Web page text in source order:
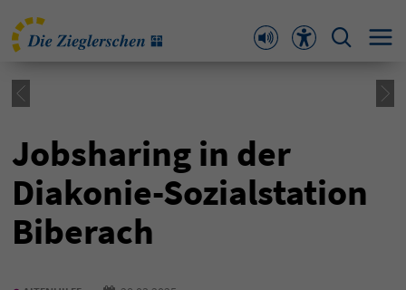
Jobsharing in der
Diakonie-Sozialstation
Biberach